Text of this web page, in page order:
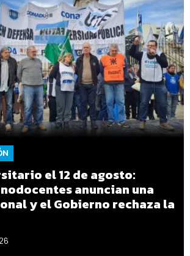
el 12 de agosto:
anuncian una
y el Gobierno rechaza la